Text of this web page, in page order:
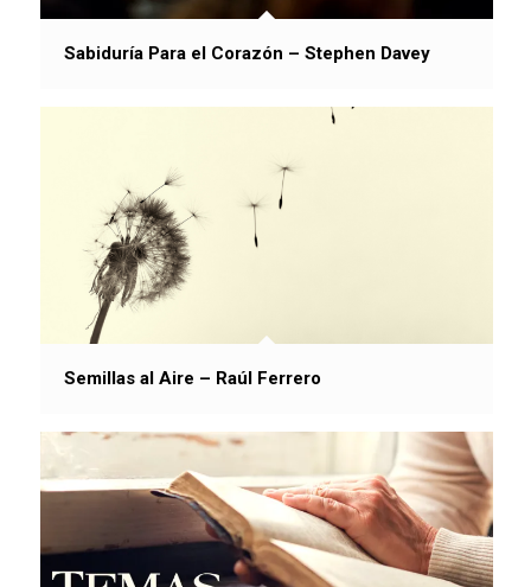
Sabiduría Para el Corazón – Stephen Davey
Semillas al Aire – Raúl Ferrero